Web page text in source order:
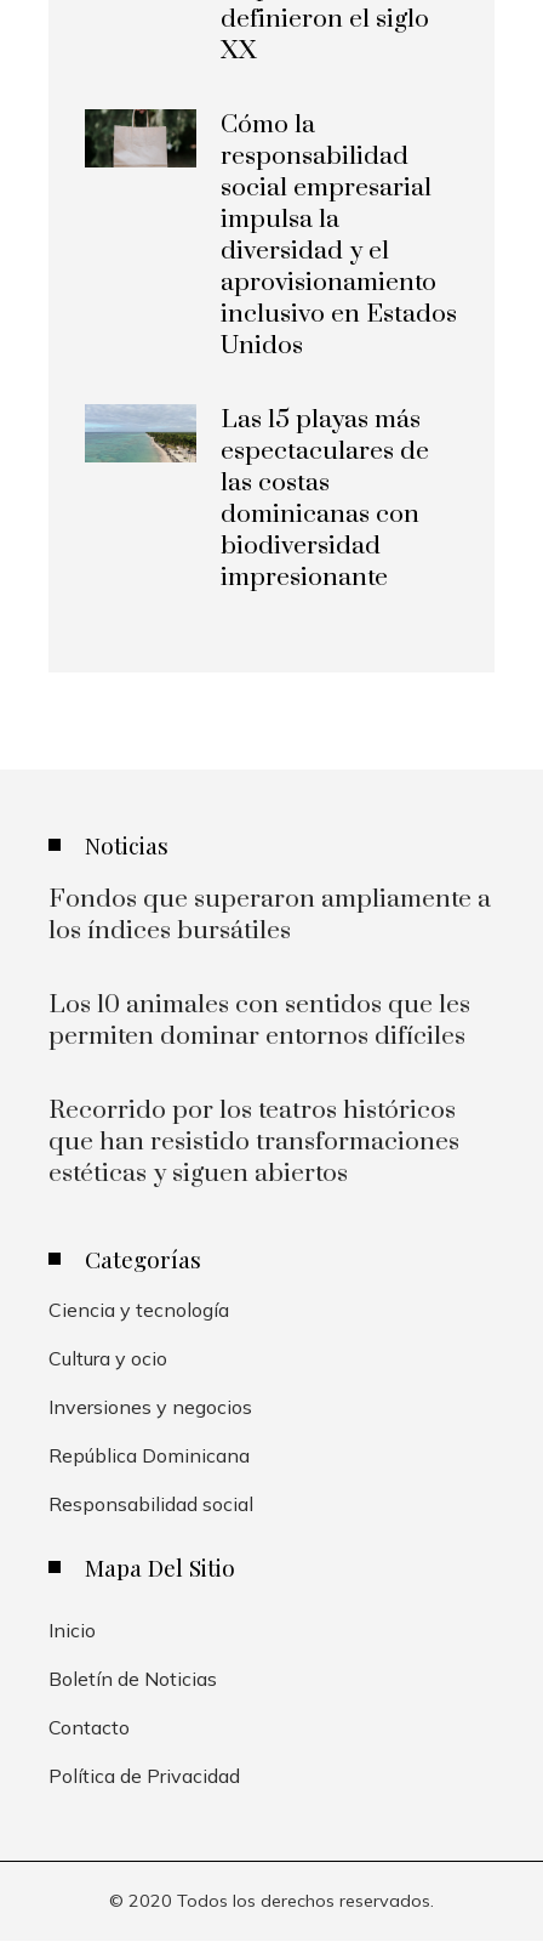
definieron el siglo
XX
Cómo la
responsabilidad
social empresarial
impulsa la
diversidad y el
aprovisionamiento
inclusivo en Estados
Unidos
Las 15 playas más
espectaculares de
las costas
dominicanas con
biodiversidad
impresionante
Noticias
Fondos que superaron ampliamente a
los índices bursátiles
Los 10 animales con sentidos que les
permiten dominar entornos difíciles
Recorrido por los teatros históricos
que han resistido transformaciones
estéticas y siguen abiertos
Categorías
Ciencia y tecnología
Cultura y ocio
Inversiones y negocios
República Dominicana
Responsabilidad social
Mapa Del Sitio
Inicio
Boletín de Noticias
Contacto
Política de Privacidad
© 2020 Todos los derechos reservados.